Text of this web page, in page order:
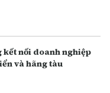
kết nối doanh nghiệp
và hãng tàu